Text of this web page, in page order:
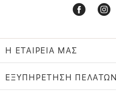
Η ΕΤΑΙΡΕΙΑ ΜΑΣ
ΕΞΥΠΗΡΕΤΗΣΗ ΠΕΛΑΤΩΝ